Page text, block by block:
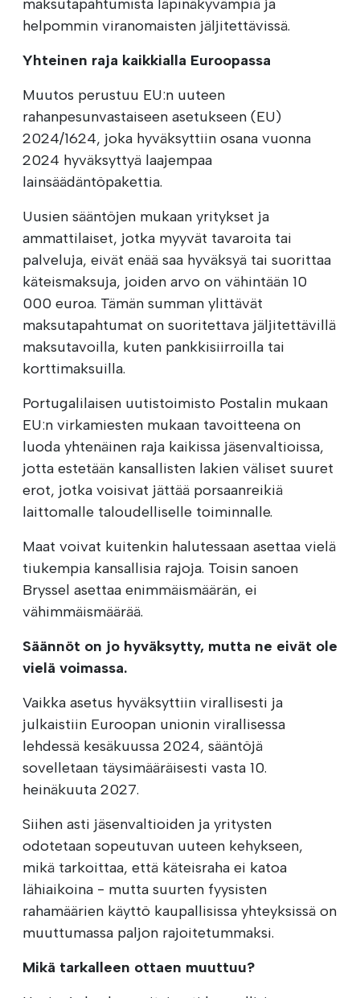
maksutapahtumista läpinäkyvämpiä ja
helpommin viranomaisten jäljitettävissä.
Yhteinen raja kaikkialla Euroopassa
Muutos perustuu EU:n uuteen
rahanpesunvastaiseen asetukseen (EU)
2024/1624, joka hyväksyttiin osana vuonna
2024 hyväksyttyä laajempaa
lainsäädäntöpakettia.
Uusien sääntöjen mukaan yritykset ja
ammattilaiset, jotka myyvät tavaroita tai
palveluja, eivät enää saa hyväksyä tai suorittaa
käteismaksuja, joiden arvo on vähintään 10
000 euroa. Tämän summan ylittävät
maksutapahtumat on suoritettava jäljitettävillä
maksutavoilla, kuten pankkisiirroilla tai
korttimaksuilla.
Portugalilaisen uutistoimisto Postalin mukaan
EU:n virkamiesten mukaan tavoitteena on
luoda yhtenäinen raja kaikissa jäsenvaltioissa,
jotta estetään kansallisten lakien väliset suuret
erot, jotka voisivat jättää porsaanreikiä
laittomalle taloudelliselle toiminnalle.
Maat voivat kuitenkin halutessaan asettaa vielä
tiukempia kansallisia rajoja. Toisin sanoen
Bryssel asettaa enimmäismäärän, ei
vähimmäismäärää.
Säännöt on jo hyväksytty, mutta ne eivät ole
vielä voimassa.
Vaikka asetus hyväksyttiin virallisesti ja
julkaistiin Euroopan unionin virallisessa
lehdessä kesäkuussa 2024, sääntöjä
sovelletaan täysimääräisesti vasta 10.
heinäkuuta 2027.
Siihen asti jäsenvaltioiden ja yritysten
odotetaan sopeutuvan uuteen kehykseen,
mikä tarkoittaa, että käteisraha ei katoa
lähiaikoina - mutta suurten fyysisten
rahamäärien käyttö kaupallisissa yhteyksissä on
muuttumassa paljon rajoitetummaksi.
Mikä tarkalleen ottaen muuttuu?